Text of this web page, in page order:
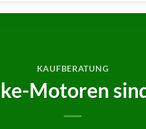
KAUFBERATUNG
Motoren